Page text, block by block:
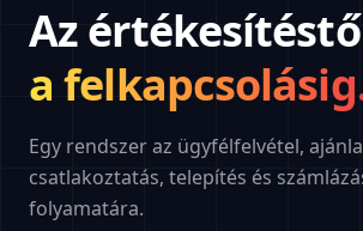
Az
a
Egy rendszer az ügyfélfelvétel,
csatlakoztatás, telepítés és
folyamatára.